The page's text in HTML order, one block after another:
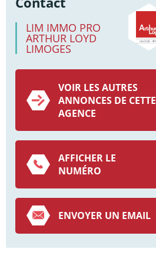
LIM IMMO PRO
ARTHUR LOYD
LIMOGES
VOIR LES AUTRES
ANNONCES DE CETTE
AGENCE
AFFICHER LE
NUMÉRO
ENVOYER UN EMAIL